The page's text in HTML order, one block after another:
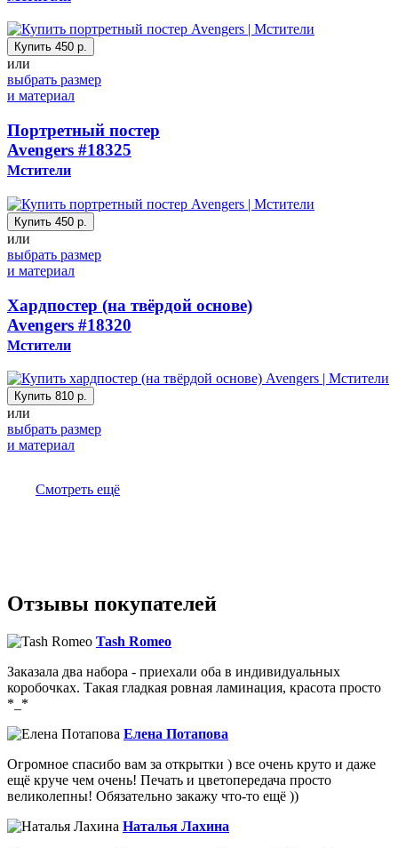
Купить 450 р.
или
выбрать размер
и материал
Портретный постер
Avengers #18325
Мстители
Купить 450 р.
или
выбрать размер
и материал
Хардпостер (на твёрдой основе)
Avengers #18320
Мстители
Купить 810 р.
или
выбрать размер
и материал
Смотреть ещё
Отзывы покупателей
Tash Romeo
Заказала два набора - приехали оба в индивидуальных
коробочках. Такая гладкая ровная ламинация, красота просто
*_*
Елена Потапова
Огромное спасибо вам за открытки ) все очень круто и даже
ещё круче чем очень! Печать и цветопередача просто
великолепны! Обязательно закажу что-то ещё ))
Наталья Лахина